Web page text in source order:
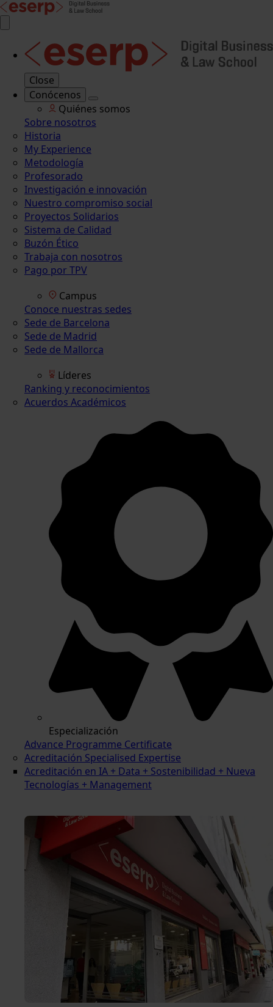
Close
Conócenos
Quiénes somos
Sobre nosotros
Historia
My Experience
Metodología
Profesorado
Investigación e innovación
Nuestro compromiso social
Proyectos Solidarios
Sistema de Calidad
Buzón Ético
Trabaja con nosotros
Pago por TPV
Campus
Conoce nuestras sedes
Sede de Barcelona
Sede de Madrid
Sede de Mallorca
Líderes
Ranking y reconocimientos
Acuerdos Académicos
Especialización
Advance Programme Certificate
Acreditación Specialised Expertise
Acreditación en IA + Data + Sostenibilidad + Nueva
Tecnologías + Management